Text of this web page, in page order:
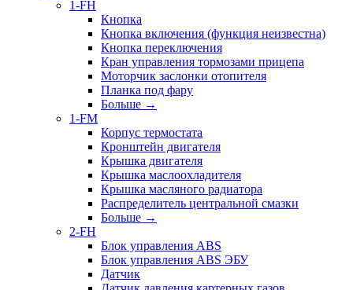
1-FH
Кнопка
Кнопка включения (функция неизвестна)
Кнопка переключения
Кран управления тормозами прицепа
Моторчик заслонки отопителя
Планка под фару
Больше →
1-FM
Корпус термостата
Кронштейн двигателя
Крышка двигателя
Крышка маслоохладителя
Крышка масляного радиатора
Распределитель центральной смазки
Больше →
2-FH
Блок управления ABS
Блок управления ABS ЭБУ
Датчик